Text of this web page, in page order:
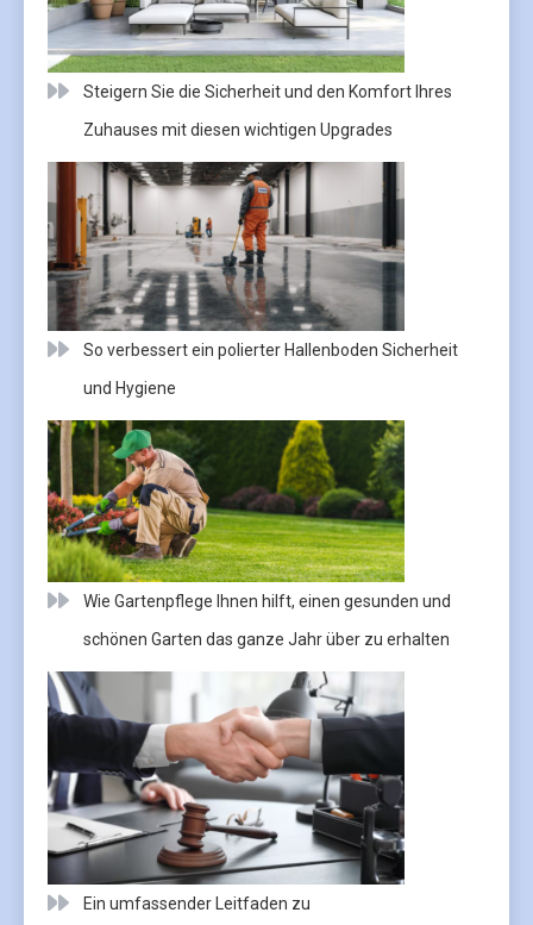
Steigern Sie die Sicherheit und den Komfort Ihres
Zuhauses mit diesen wichtigen Upgrades
So verbessert ein polierter Hallenboden Sicherheit
und Hygiene
Wie Gartenpflege Ihnen hilft, einen gesunden und
schönen Garten das ganze Jahr über zu erhalten
Ein umfassender Leitfaden zu